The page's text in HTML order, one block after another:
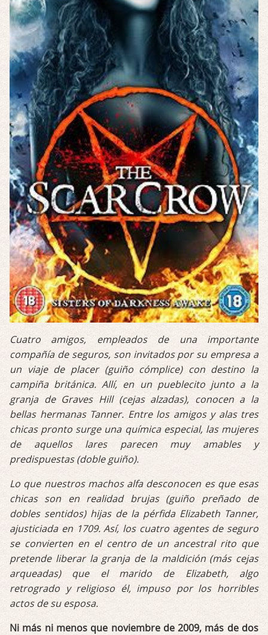
Cuatro amigos, empleados de una importante
compañía de seguros, son invitados por su empresa a
un viaje de placer (guiño cómplice) con destino la
campiña británica. Allí, en un pueblecito junto a la
granja de Graves Hill (cejas alzadas), conocen a la
bellas hermanas Tanner. Entre los amigos y alas tres
chicas pronto surge una química especial, las mujeres
de aquellos lares parecen muy amables y
predispuestas (doble guiño).
Lo que nuestros machos alfa desconocen es que esas
chicas son en realidad brujas (guiño preñado de
dobles sentidos) hijas de la pérfida Elizabeth Tanner,
ajusticiada en 1709. Así, los cuatro agentes de seguro
se convierten en el centro de un ancestral rito que
pretende liberar la granja de la maldición (más cejas
arqueadas) que el marido de Elizabeth, algo
retrogrado y religioso él, impuso por los horribles
actos de su esposa.
Ni más ni menos que noviembre de 2009, más de dos